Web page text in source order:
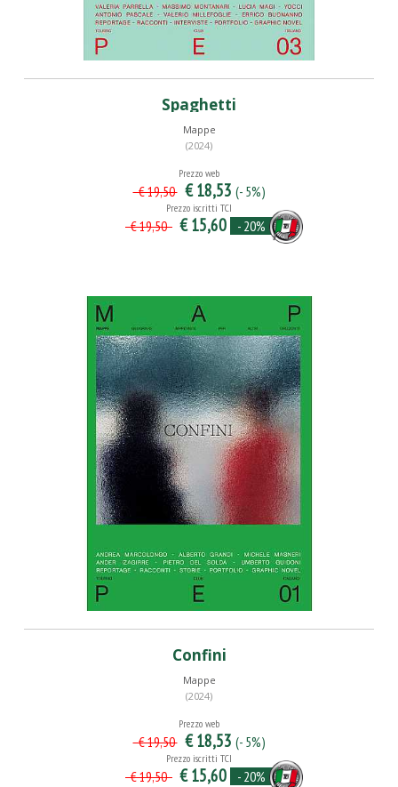
Spaghetti
Mappe
(2024)
Prezzo web
€ 19,50 € 18,53 (- 5%)
Prezzo iscritti TCI
€ 19,50 € 15,60 - 20%
Confini
Mappe
(2024)
Prezzo web
€ 19,50 € 18,53 (- 5%)
Prezzo iscritti TCI
€ 19,50 € 15,60 - 20%